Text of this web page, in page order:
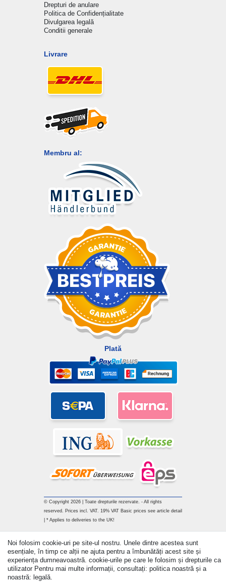
Drepturi de anulare
Politica de Confidențialitate
Divulgarea legală
Conditii generale
Livrare
Membru al:
Plată
© Copyright 2026 | Toate drepturile rezervate. - All rights
reserved. Prices incl. VAT. 19% VAT Basic prices see article detail
| * Applies to deliveries to the UK!
Noi folosim cookie-uri pe site-ul nostru. Unele dintre acestea sunt
esențiale, în timp ce alții ne ajuta pentru a îmbunătăți acest site și
experiența dumneavoastră. cookie-urile pe care le folosim și drepturile ca
utilizator Pentru mai multe informații, consultați: politica noastră și a
noastră: legală.
Withdraw from contract here
a lua legatura